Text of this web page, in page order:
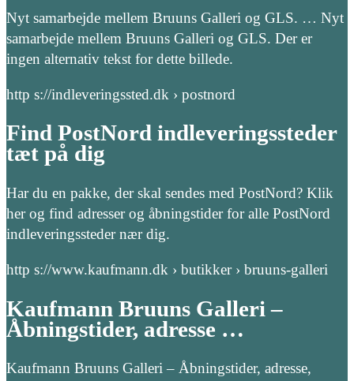
Nyt samarbejde mellem Bruuns Galleri og GLS. … Nyt
samarbejde mellem Bruuns Galleri og GLS. Der er
ingen alternativ tekst for dette billede.
http s://indleveringssted.dk › postnord
Find PostNord indleveringssteder
tæt på dig
Har du en pakke, der skal sendes med PostNord? Klik
her og find adresser og åbningstider for alle PostNord
indleveringssteder nær dig.
http s://www.kaufmann.dk › butikker › bruuns-galleri
Kaufmann Bruuns Galleri –
Åbningstider, adresse …
Kaufmann Bruuns Galleri – Åbningstider, adresse,